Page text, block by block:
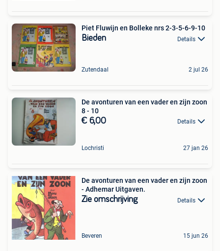
Piet Fluwijn en Bolleke nrs 2-3-5-6-9-10
Bieden Details
Zutendaal 2 jul 26
De avonturen van een vader en zijn zoon
8 - 10
€ 6,00 Details
Lochristi 27 jan 26
De avonturen van een vader en zijn zoon
- Adhemar Uitgaven.
Zie omschrijving Details
Beveren 15 jun 26